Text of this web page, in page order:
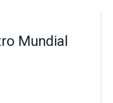
Mundial